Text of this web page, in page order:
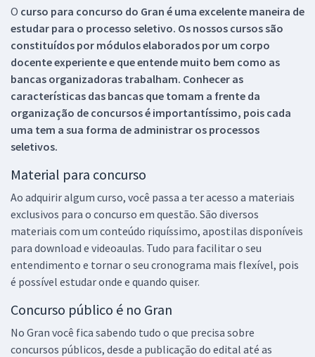
O curso para concurso do Gran é uma excelente maneira de
estudar para o processo seletivo. Os nossos cursos são
constituídos por módulos elaborados por um corpo
docente experiente e que entende muito bem como as
bancas organizadoras trabalham. Conhecer as
características das bancas que tomam a frente da
organização de concursos é importantíssimo, pois cada
uma tem a sua forma de administrar os processos
seletivos.
Material para concurso
Ao adquirir algum curso, você passa a ter acesso a materiais
exclusivos para o concurso em questão. São diversos
materiais com um conteúdo riquíssimo, apostilas disponíveis
para download e videoaulas. Tudo para facilitar o seu
entendimento e tornar o seu cronograma mais flexível, pois
é possível estudar onde e quando quiser.
Concurso público é no Gran
No Gran você fica sabendo tudo o que precisa sobre
concursos públicos, desde a publicação do edital até as